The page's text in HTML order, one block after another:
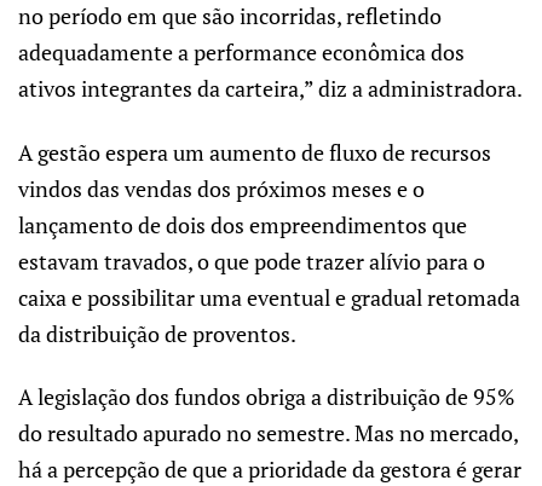
no período em que são incorridas, refletindo
adequadamente a performance econômica dos
ativos integrantes da carteira,” diz a administradora.
A gestão espera um aumento de fluxo de recursos
vindos das vendas dos próximos meses e o
lançamento de dois dos empreendimentos que
estavam travados, o que pode trazer alívio para o
caixa e possibilitar uma eventual e gradual retomada
da distribuição de proventos.
A legislação dos fundos obriga a distribuição de 95%
do resultado apurado no semestre. Mas no mercado,
há a percepção de que a prioridade da gestora é gerar